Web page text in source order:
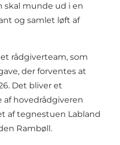
skal munde ud i en
og samlet løft af
rådgiverteam, som
der forventes at
Det bliver et
hovedrådgiveren
af tegnestuen Labland
Rambøll.